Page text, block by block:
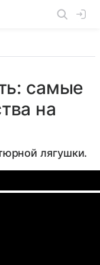
самые
на
лягушки.
Поделиться